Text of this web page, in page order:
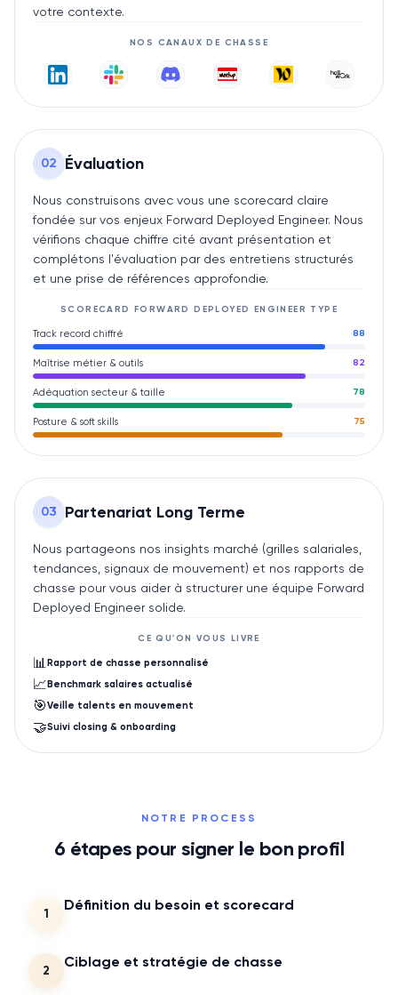
votre contexte.
NOS CANAUX DE CHASSE
02 Évaluation
Nous construisons avec vous une scorecard claire
fondée sur vos enjeux Forward Deployed Engineer. Nous
vérifions chaque chiffre cité avant présentation et
complétons l'évaluation par des entretiens structurés
et une prise de références approfondie.
SCORECARD FORWARD DEPLOYED ENGINEER TYPE
Track record chiffré 88
Maîtrise métier & outils 82
Adéquation secteur & taille 78
Posture & soft skills 75
03 Partenariat Long Terme
Nous partageons nos insights marché (grilles salariales,
tendances, signaux de mouvement) et nos rapports de
chasse pour vous aider à structurer une équipe Forward
Deployed Engineer solide.
CE QU'ON VOUS LIVRE
📊 Rapport de chasse personnalisé
📈Benchmark salaires actualisé
🎯Veille talents en mouvement
🤝Suivi closing & onboarding
NOTRE PROCESS
6 étapes pour signer le bon profil
1
Définition du besoin et scorecard
2
Ciblage et stratégie de chasse